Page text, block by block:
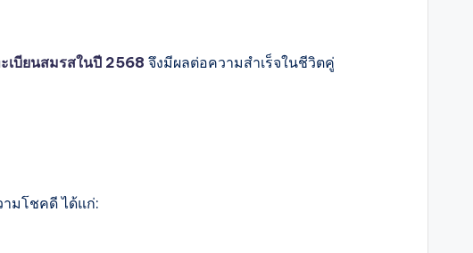
เบียนสมรสในปี 2568 จึงมีผลต่อความสำเร็จในชีวิตคู่
มโชคดี ได้แก่: